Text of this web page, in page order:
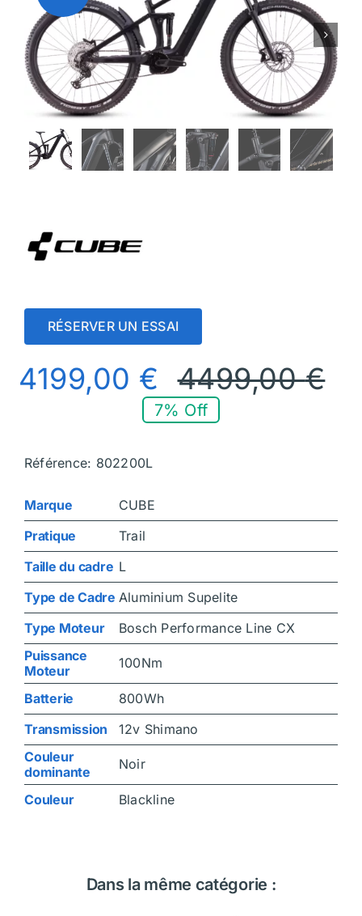

RÉSERVER UN ESSAI
4499,00€
4199,00 €
7% Off
Référence: 802200L
Marque
CUBE
Pratique
Trail
Taille du cadre L
Type de Cadre Aluminium Supelite
Type Moteur
Bosch Performance Line CX
Puissance
Moteur
100Nm
Batterie
800Wh
Transmission
12v Shimano
Couleur
dominante
Noir
Couleur Blackline
Dans la même catégorie :